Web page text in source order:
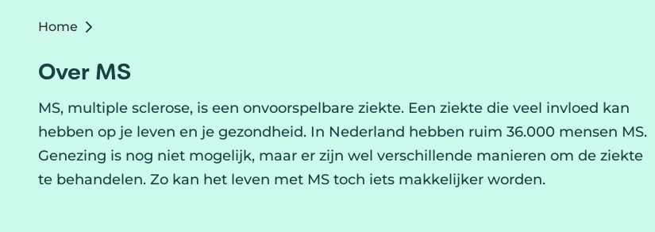
Home
Over MS
MS, multiple sclerose, is een onvoorspelbare ziekte. Een ziekte die veel invloed kan
hebben op je leven en je gezondheid. In Nederland hebben ruim 36.000 mensen MS.
Genezing is nog niet mogelijk, maar er zijn wel verschillende manieren om de ziekte
te behandelen. Zo kan het leven met MS toch iets makkelijker worden.